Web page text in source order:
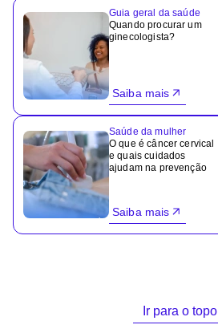
Guia geral da saúde
Quando procurar um
ginecologista?
Saiba mais
Saúde da mulher
O que é câncer cervical
e quais cuidados
ajudam na prevenção
Saiba mais
Ir para o topo